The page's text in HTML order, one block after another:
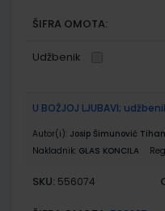
ŠIFRA OMOTA:
Udžbenik
U BOŽJOJ LJUBAVI;
Autor(i): Josip Šimunović
Nakladnik: GLAS KONCILA
SKU: 556074